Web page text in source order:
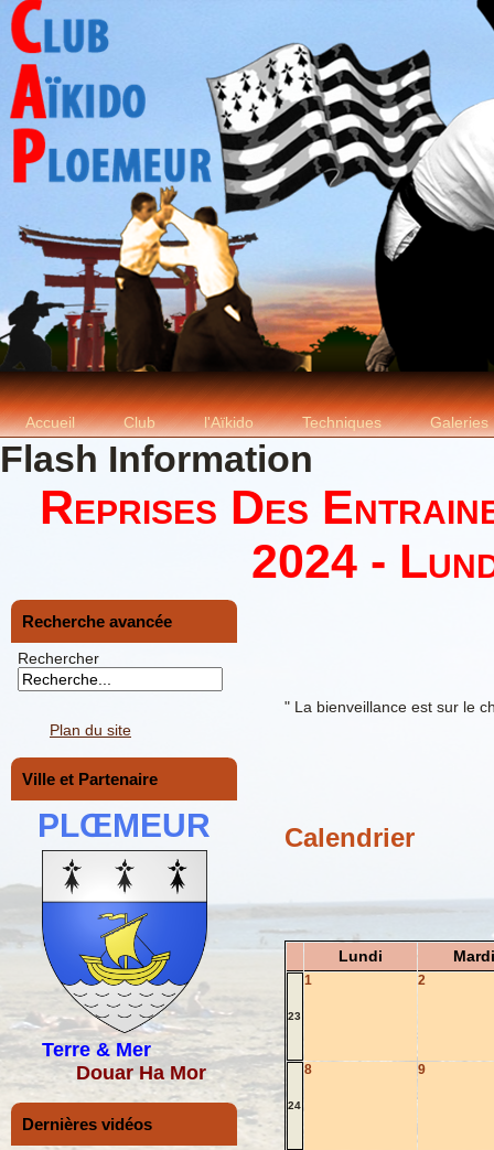
Accueil Club l'Aïkido Techniques Galeries
Flash Information
Reprises Des
2024 -
Recherche avancée
Rechercher
Plan du site
Ville et Partenaire
PLŒMEUR
Terre & Mer
Douar Ha Mor
Dernières vidéos
" La bienveillance est sur le
Calendrier
Lundi Mardi
23
1 2
24
8 9